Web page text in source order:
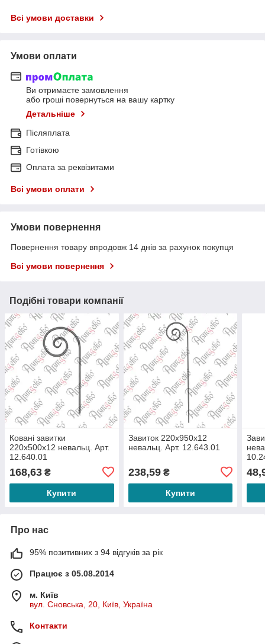
Всі умови доставки
Умови оплати
Ви отримаєте замовлення
або гроші повернуться на вашу картку
Детальніше
Післяплата
Готівкою
Оплата за реквізитами
Всі умови оплати
Умови повернення
Повернення товару впродовж 14 днів за рахунок покупця
Всі умови повернення
Подібні товари компанії
Ковані завитки
220х500х12 невальц. Арт.
12.640.01
168,63 ₴
Купити
Завиток 220х950х12
невальц. Арт. 12.643.01
238,59₴
Купити
Про нас
95% позитивних з 94 відгуків за рік
Працює з 05.08.2014
м. Київ
вул. Сновська, 20, Київ, Україна
Контакти